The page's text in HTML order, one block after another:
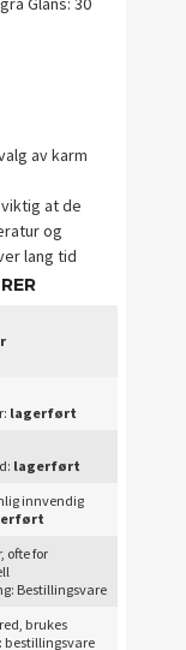
av karm
at de
og
lang tid
lagerført
lagerført
innvendig
ofte for
Bestillingsvare
brukes
bestillingsvare